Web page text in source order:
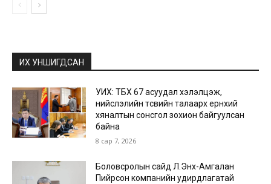
ИХ УНШИГДСАН
УИХ: ТБХ 67 асуудал хэлэлцэж,
нийслэлийн төсвийн талаарх ерөнхий
хяналтын сонсгол зохион байгуулсан
байна
8 сар 7, 2026
Боловсролын сайд Л.Энх-Амгалан
Пийрсон компанийн удирдлагатай